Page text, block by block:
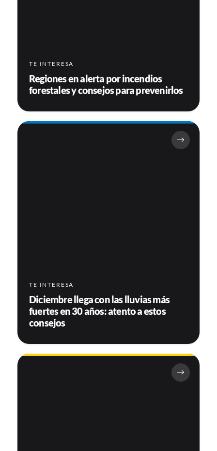
TE INTERESA
Regiones en alerta por incendios
forestales y consejos para prevenirlos
TE INTERESA
Diciembre llega con las lluvias más
fuertes en 30 años: atento a estos
consejos